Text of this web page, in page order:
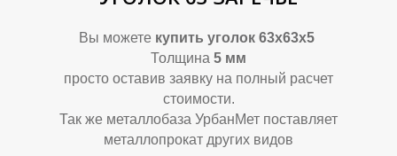
Вы можете купить уголок 63х63х5
Толщина 5 мм
просто оставив заявку на полный расчет
стоимости.
Так же металлобаза УрбанМет поставляет
металлопрокат других видов